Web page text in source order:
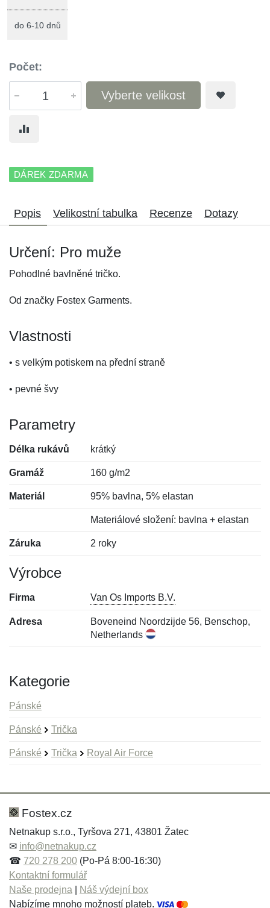
do 6-10 dnů
Počet:
Vyberte velikost
DÁREK ZDARMA
Popis Velikostní tabulka Recenze Dotazy
Určení: Pro muže
Pohodlné bavlněné tričko.
Od značky Fostex Garments.
Vlastnosti
• s velkým potiskem na přední straně
• pevné švy
Parametry
Délka rukávů krátký
Gramáž 160 g/m2
Materiál 95% bavlna, 5% elastan
Materiálové složení: bavlna + elastan
Záruka 2 roky
Výrobce
Firma Van Os Imports B.V.
Adresa
Boveneind Noordzijde 56, Benschop,
Netherlands
Kategorie
Pánské
Pánské Trička
Pánské Trička Royal Air Force
Hodnocení:
Jméno: *
Jméno:
E-mail:*
Fostex.cz
Netnakup s.r.o., Tyršova 271, 43801 Žatec
✉ info@netnakup.cz
☎ 720 278 200 (Po-Pá 8:00-16:30)
Kontaktní formulář
Naše prodejna
Náš výdejní box
Nabízíme mnoho možností plateb.